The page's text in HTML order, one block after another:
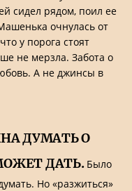
сидел рядом, поил ее
очнулась от
у порога стоят
не мерзла. Забота о
А не джинсы в
ДУМАТЬ О
ДАТЬ. Было
Но «разжиться»